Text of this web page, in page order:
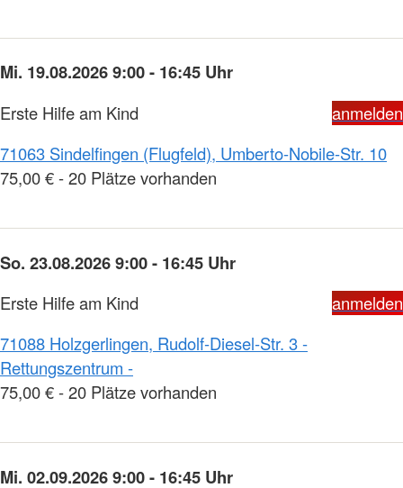
Mi. 19.08.2026 9:00 - 16:45 Uhr
Erste Hilfe am Kind
anmelden
71063 Sindelfingen (Flugfeld), Umberto-Nobile-Str. 10
75,00 € - 20 Plätze vorhanden
So. 23.08.2026 9:00 - 16:45 Uhr
Erste Hilfe am Kind
anmelden
71088 Holzgerlingen, Rudolf-Diesel-Str. 3 -
Rettungszentrum -
75,00 € - 20 Plätze vorhanden
Mi. 02.09.2026 9:00 - 16:45 Uhr